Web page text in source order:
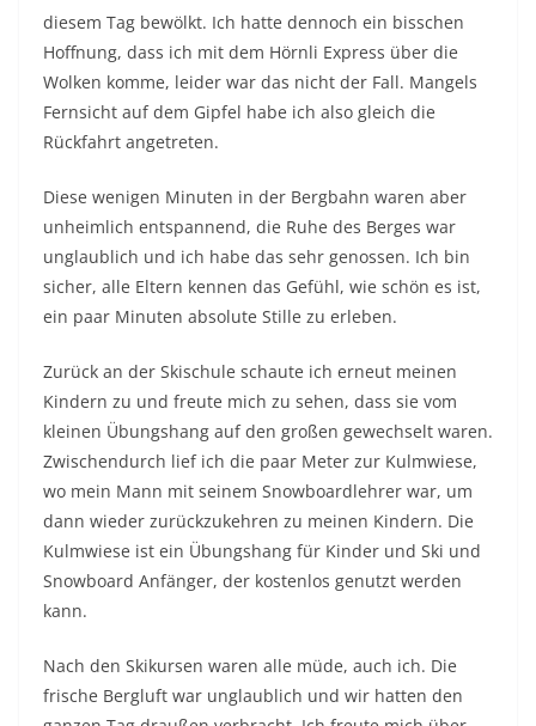
diesem Tag bewölkt. Ich hatte dennoch ein bisschen
Hoffnung, dass ich mit dem Hörnli Express über die
Wolken komme, leider war das nicht der Fall. Mangels
Fernsicht auf dem Gipfel habe ich also gleich die
Rückfahrt angetreten.
Diese wenigen Minuten in der Bergbahn waren aber
unheimlich entspannend, die Ruhe des Berges war
unglaublich und ich habe das sehr genossen. Ich bin
sicher, alle Eltern kennen das Gefühl, wie schön es ist,
ein paar Minuten absolute Stille zu erleben.
Zurück an der Skischule schaute ich erneut meinen
Kindern zu und freute mich zu sehen, dass sie vom
kleinen Übungshang auf den großen gewechselt waren.
Zwischendurch lief ich die paar Meter zur Kulmwiese,
wo mein Mann mit seinem Snowboardlehrer war, um
dann wieder zurückzukehren zu meinen Kindern. Die
Kulmwiese ist ein Übungshang für Kinder und Ski und
Snowboard Anfänger, der kostenlos genutzt werden
kann.
Nach den Skikursen waren alle müde, auch ich. Die
frische Bergluft war unglaublich und wir hatten den